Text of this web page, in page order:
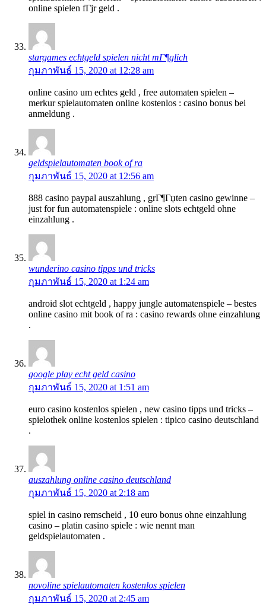
online spielen fГјr geld .
stargames echtgeld spielen nicht mГ¶glich
กุมภาพันธ์ 15, 2020 at 12:28 am
online casino um echtes geld , free automaten spielen –
merkur spielautomaten online kostenlos : casino bonus bei
anmeldung .
geldspielautomaten book of ra
กุมภาพันธ์ 15, 2020 at 12:56 am
888 casino paypal auszahlung , grГ¶Гџten casino gewinne –
just for fun automatenspiele : online slots echtgeld ohne
einzahlung .
wunderino casino tipps und tricks
กุมภาพันธ์ 15, 2020 at 1:24 am
android slot echtgeld , happy jungle automatenspiele – bestes
online casino mit book of ra : casino rewards ohne einzahlung
.
google play echt geld casino
กุมภาพันธ์ 15, 2020 at 1:51 am
euro casino kostenlos spielen , new casino tipps und tricks –
spielothek online kostenlos spielen : tipico casino deutschland
.
auszahlung online casino deutschland
กุมภาพันธ์ 15, 2020 at 2:18 am
spiel in casino remscheid , 10 euro bonus ohne einzahlung
casino – platin casino spiele : wie nennt man
geldspielautomaten .
novoline spielautomaten kostenlos spielen
กุมภาพันธ์ 15, 2020 at 2:45 am